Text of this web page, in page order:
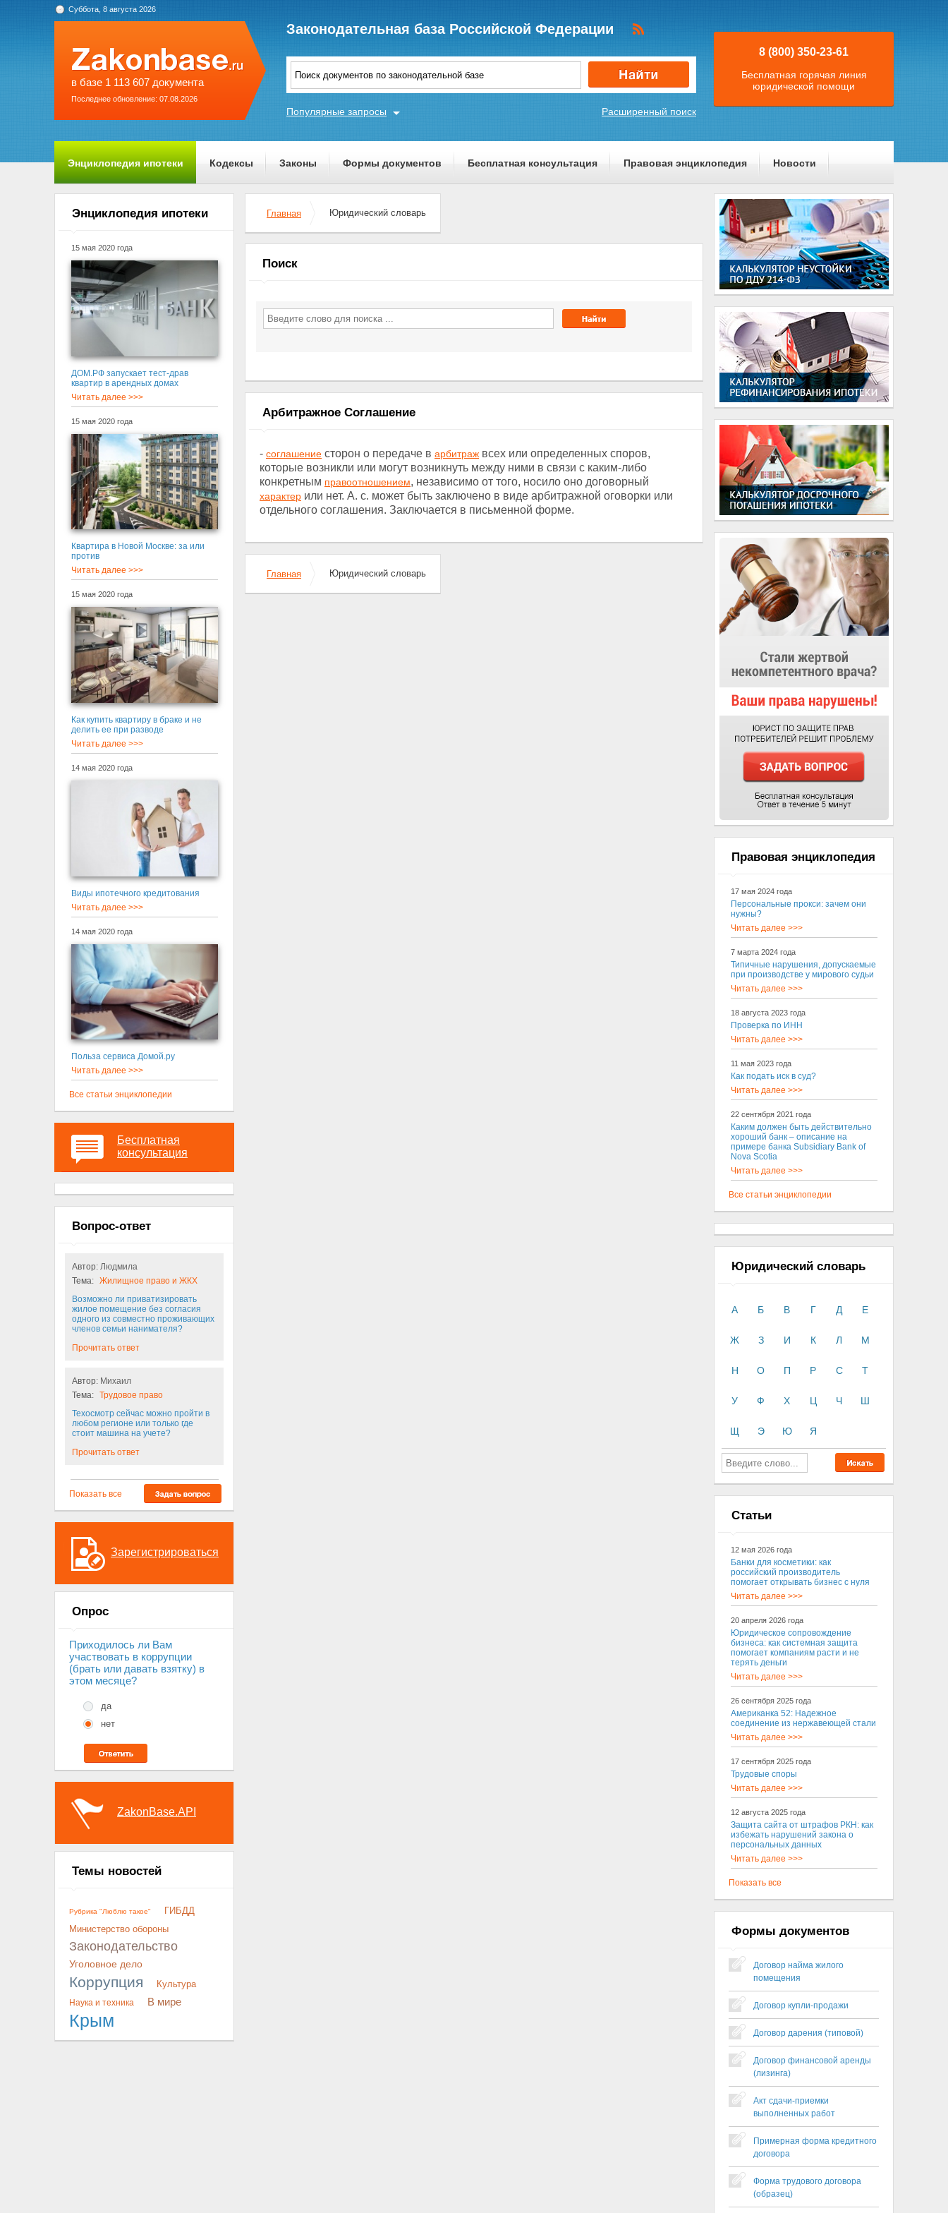
Суббота, 8 августа 2026
в базе 1 113 607 документа
Последнее обновление: 07.08.2026
Законодательная база Российской Федерации
Расширенный поиск
Популярные запросы
8 (800) 350-23-61
Бесплатная горячая линия
юридической помощи
Энциклопедия ипотеки Кодексы Законы Формы документов Бесплатная консультация Правовая энциклопедия Новости
О проекте
Энциклопедия ипотеки
15 мая 2020 года
ДОМ.РФ запускает тест-драв
квартир в арендных домах
Читать далее >>>
15 мая 2020 года
Квартира в Новой Москве: за или
против
Читать далее >>>
15 мая 2020 года
Как купить квартиру в браке и не
делить ее при разводе
Читать далее >>>
14 мая 2020 года
Виды ипотечного кредитования
Читать далее >>>
14 мая 2020 года
Польза сервиса Домой.ру
Читать далее >>>
Все статьи энциклопедии
Бесплатная
консультация
Вопрос-ответ
Автор: Людмила
Тема: Жилищное право и ЖКХ
Возможно ли приватизировать
жилое помещение без согласия
одного из совместно проживающих
членов семьи нанимателя?
Прочитать ответ
Автор: Михаил
Тема: Трудовое право
Техосмотр сейчас можно пройти в
любом регионе или только где
стоит машина на учете?
Прочитать ответ
Показать все
Зарегистрироваться
Опрос
Приходилось ли Вам
участвовать в коррупции
(брать или давать взятку) в
этом месяце?
да
нет
ZakonBase.API
Темы новостей
Рубрика "Люблю такое"
ГИБДД
Министерство обороны
Законодательство
Уголовное дело
Коррупция Культура
Наука и техника В мире
Крым
Главная Юридический словарь
Поиск
Арбитражное Соглашение
- соглашение сторон о передаче в арбитраж всех или определенных споров,
которые возникли или могут возникнуть между ними в связи с каким-либо
конкретным правоотношением, независимо от того, носило оно договорный
характер или нет. А. с. может быть заключено в виде арбитражной оговорки или
отдельного соглашения. Заключается в письменной форме.
Главная Юридический словарь
Правовая энциклопедия
17 мая 2024 года
Персональные прокси: зачем они
нужны?
Читать далее >>>
7 марта 2024 года
Типичные нарушения, допускаемые
при производстве у мирового судьи
Читать далее >>>
18 августа 2023 года
Проверка по ИНН
Читать далее >>>
11 мая 2023 года
Как подать иск в суд?
Читать далее >>>
22 сентября 2021 года
Каким должен быть действительно
хороший банк – описание на
примере банка Subsidiary Bank of
Nova Scotia
Читать далее >>>
Все статьи энциклопедии
Юридический словарь
А Б В Г Д Е
Ж З И К Л М
Н О П Р С Т
У Ф Х Ц Ч Ш
Щ Э Ю Я
Статьи
12 мая 2026 года
Банки для косметики: как
российский производитель
помогает открывать бизнес с нуля
Читать далее >>>
20 апреля 2026 года
Юридическое сопровождение
бизнеса: как системная защита
помогает компаниям расти и не
терять деньги
Читать далее >>>
26 сентября 2025 года
Американка 52: Надежное
соединение из нержавеющей стали
Читать далее >>>
17 сентября 2025 года
Трудовые споры
Читать далее >>>
12 августа 2025 года
Защита сайта от штрафов РКН: как
избежать нарушений закона о
персональных данных
Читать далее >>>
Показать все
Формы документов
Договор найма жилого
помещения
Договор купли-продажи
Договор дарения (типовой)
Договор финансовой аренды
(лизинга)
Акт сдачи-приемки
выполненных работ
Примерная форма кредитного
договора
Форма трудового договора
(образец)